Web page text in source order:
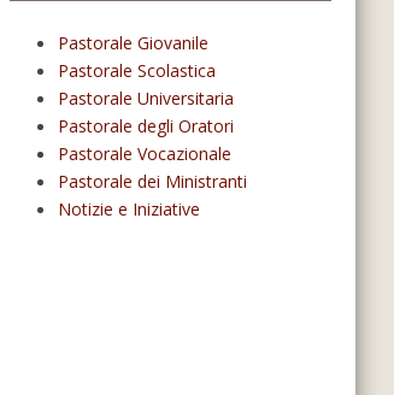
Pastorale Giovanile
Pastorale Scolastica
Pastorale Universitaria
Pastorale degli Oratori
Pastorale Vocazionale
Pastorale dei Ministranti
Notizie e Iniziative